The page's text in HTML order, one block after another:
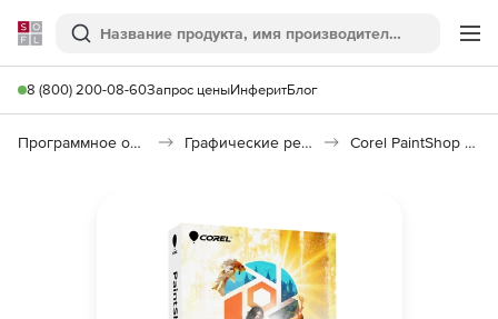
Softline
Поиск
8 (800) 200-08-60Запрос ценыИнферитБлог
Программное обеспечение для графики и дизайна Графические редакторы Corel PaintShop Pro 2021